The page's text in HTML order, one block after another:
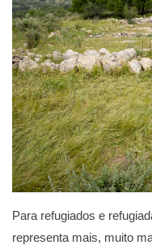
Para refugiados e
representa mais, muito